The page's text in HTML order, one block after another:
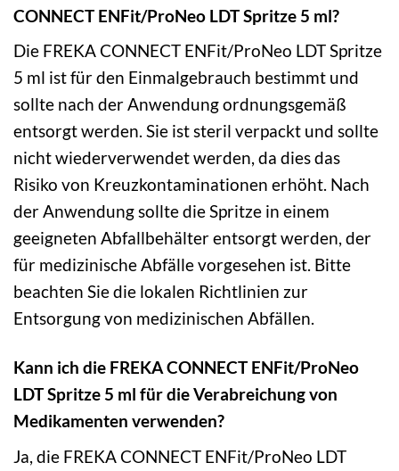
CONNECT ENFit/ProNeo LDT Spritze 5 ml?
Die FREKA CONNECT ENFit/ProNeo LDT Spritze
5 ml ist für den Einmalgebrauch bestimmt und
sollte nach der Anwendung ordnungsgemäß
entsorgt werden. Sie ist steril verpackt und sollte
nicht wiederverwendet werden, da dies das
Risiko von Kreuzkontaminationen erhöht. Nach
der Anwendung sollte die Spritze in einem
geeigneten Abfallbehälter entsorgt werden, der
für medizinische Abfälle vorgesehen ist. Bitte
beachten Sie die lokalen Richtlinien zur
Entsorgung von medizinischen Abfällen.
Kann ich die FREKA CONNECT ENFit/ProNeo
LDT Spritze 5 ml für die Verabreichung von
Medikamenten verwenden?
Ja, die FREKA CONNECT ENFit/ProNeo LDT